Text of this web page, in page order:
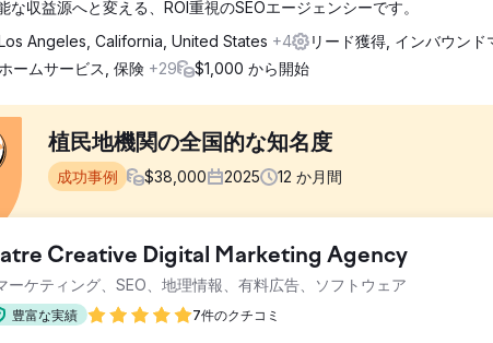
な収益源へと変える、ROI重視のSEOエージェンシーです。
Angeles, California, United States +4 リード獲得, インバウンド
ホームサービス, 保険 +29 $1,000 から開始
植民地機関の全国的な知名度
成功事例 $38,000 2025 12 か月間
、全米規模の認知度向上と、複数の米国市場における優良リード獲得
ドカバレッジ、拡張性の高いサービスページ構造、そして主要地域市
る検索意欲の高いユーザーの増加を阻害していました。
Creative Digital Marketing Agency
ーケティング、SEO、地理情報、有料広告、ソフトウェア
豊富な実績 7件のクチコミ